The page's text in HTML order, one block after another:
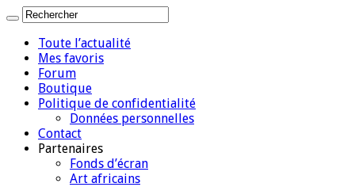
Toute l’actualité
Mes favoris
Forum
Boutique
Politique de confidentialité
Données personnelles
Contact
Partenaires
Fonds d’écran
Art africains